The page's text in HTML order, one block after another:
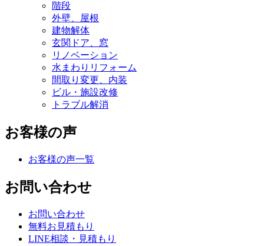
階段
外壁、屋根
建物解体
玄関ドア、窓
リノベーション
水まわりリフォーム
間取り変更、内装
ビル・施設改修
トラブル解消
お客様の声
お客様の声一覧
お問い合わせ
お問い合わせ
無料お見積もり
LINE相談・見積もり